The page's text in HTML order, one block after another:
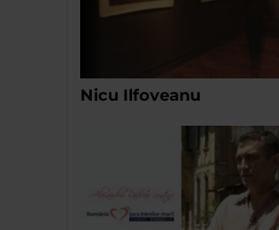
Nicu Ilfoveanu